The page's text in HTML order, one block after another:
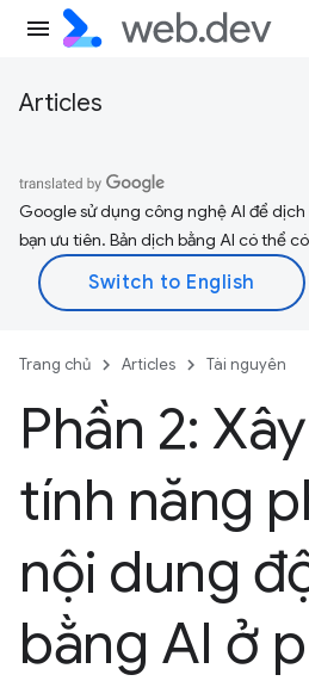
Articles
Google sử dụng công nghệ AI để
bạn ưu tiên. Bản dịch bằng AI có thể
Trang chủ Articles Tài nguyên
Phần 2:
tính năng
nội dung
bằng AI ở